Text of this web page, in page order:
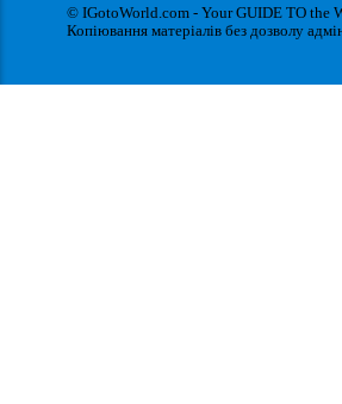
© IGotoWorld.com - Your GUIDE TO the
Копіювання матеріалів без дозволу